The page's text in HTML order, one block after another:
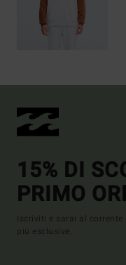
15% DI
PRIMO
Iscriviti e sarai al
più esclusive.